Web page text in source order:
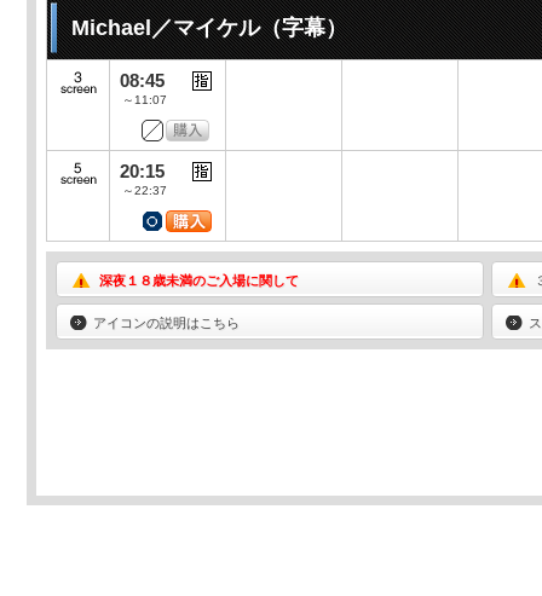
Michael／マイケル（字幕）
08:45
～11:07
20:15
～22:37
深夜１８歳未満のご入場に関して
アイコンの説明はこちら